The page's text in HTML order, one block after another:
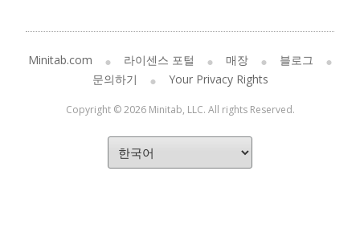
Minitab.com 라이센스 포털 매장
블로그
문의하기
Your Privacy Rights
Copyright © 2026 Minitab, LLC. All rights Reserved.